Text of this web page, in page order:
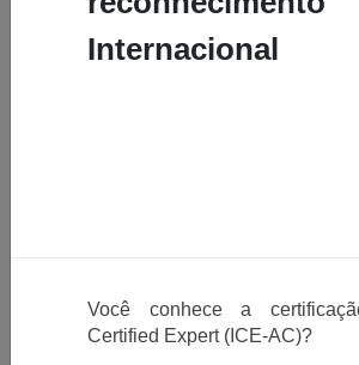
HÁ PRÉ-
Todas as pessoas são bem-
software, testes, análises de
gerenciamento de produtos
Internacional
Você conhece a
Certified Expert (ICE-AC)?